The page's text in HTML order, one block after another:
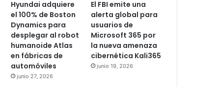
Hyundai adquiere
el 100% de Boston
Dynamics para
desplegar al robot
humanoide Atlas
en fábricas de
automóviles
junio 27, 2026
El FBI emite una
alerta global para
usuarios de
Microsoft 365 por
la nueva amenaza
cibernética Kali365
junio 19, 2026